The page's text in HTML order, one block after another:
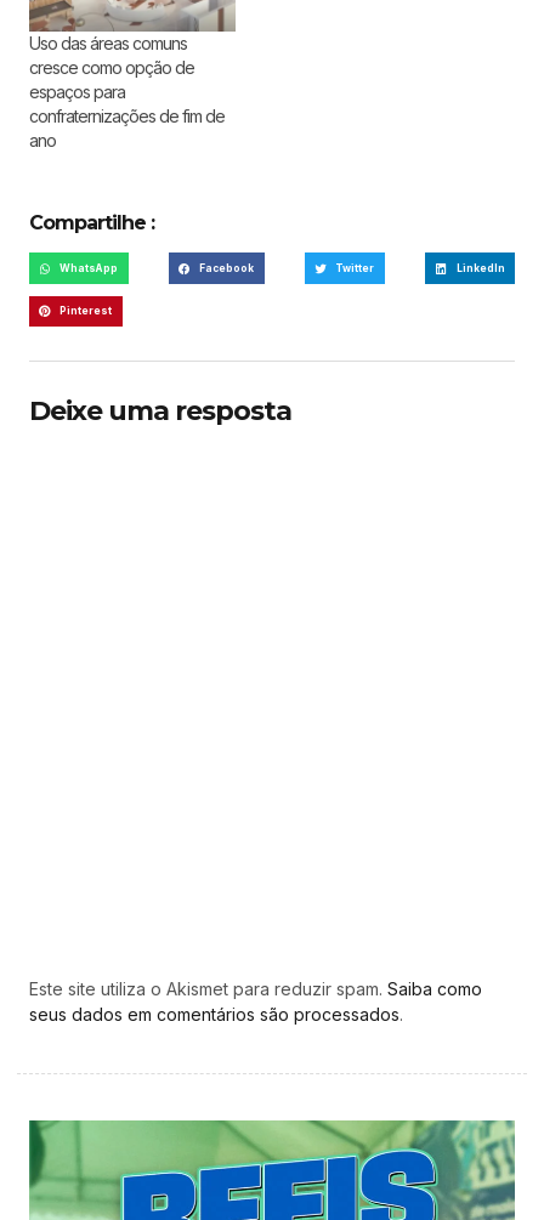
Uso das áreas comuns
cresce como opção de
espaços para
confraternizações de fim de
ano
Compartilhe :
WhatsApp Facebook Twitter LinkedIn
Pinterest
Deixe uma resposta
Este site utiliza o Akismet para reduzir spam. Saiba como
seus dados em comentários são processados.